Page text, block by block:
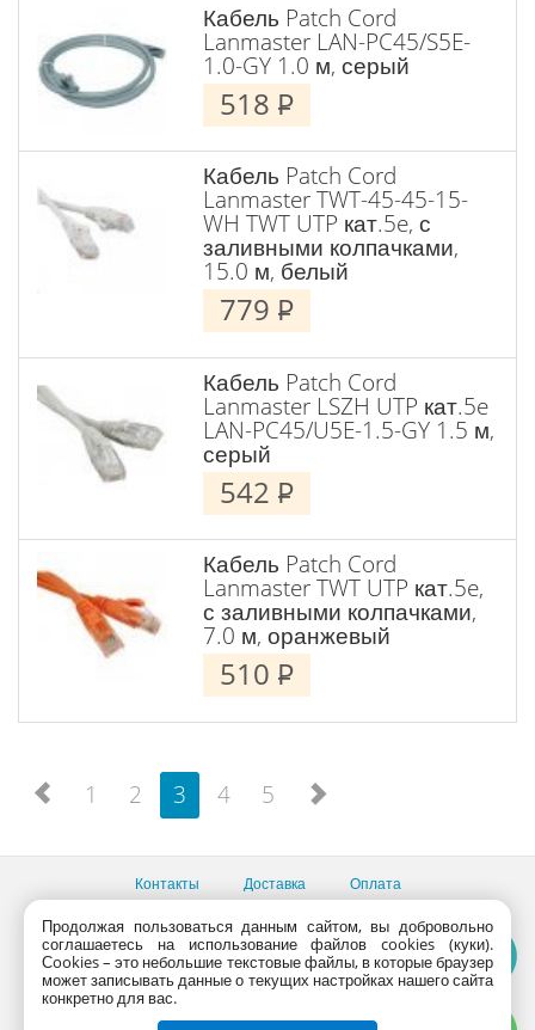
Кабель Patch Cord
Lanmaster LAN-PC45/S5E-
1.0-GY 1.0 м, серый
518 P
Кабель Patch Cord
Lanmaster TWT-45-45-15-
WH TWT UTP кат.5e, с
заливными колпачками,
15.0 м, белый
779 P
Кабель Patch Cord
Lanmaster LSZH UTP кат.5e
LAN-PC45/U5E-1.5-GY 1.5 м,
серый
542 P
Кабель Patch Cord
Lanmaster TWT UTP кат.5e,
с заливными колпачками,
7.0 м, оранжевый
510 P
1 2 3 4 5
Контакты Доставка Оплата
Все пункты выдачи
Консультации продавцов по телефону:+7 (495) 795-09-03,
+7 (800) 775-09-03
PlanetaShop.ru © 2000 - 2017 | Все права защищены
Продолжая пользоваться данным сайтом, вы добровольно
соглашаетесь на использование файлов cookies (куки).
Сookies – это небольшие текстовые файлы, в которые браузер
может записывать данные о текущих настройках нашего сайта
конкретно для вас.